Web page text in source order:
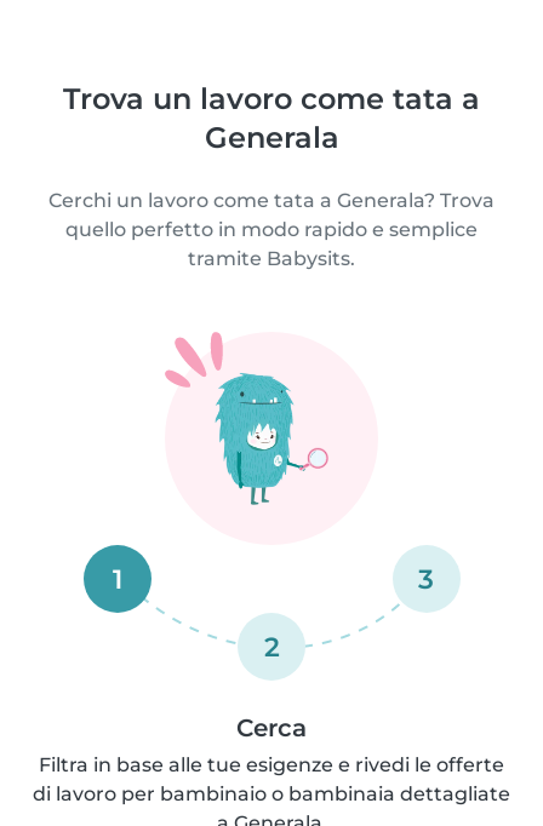
Trova un lavoro come tata a
Generala
Cerchi un lavoro come tata a Generala? Trova
quello perfetto in modo rapido e semplice
tramite Babysits.
1
2
3
Cerca
Filtra in base alle tue esigenze e rivedi le offerte
di lavoro per bambinaio o bambinaia dettagliate